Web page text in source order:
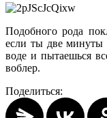
Подобного рода
если ты две минуты
воде и пытаешься
воблер.
Поделиться: